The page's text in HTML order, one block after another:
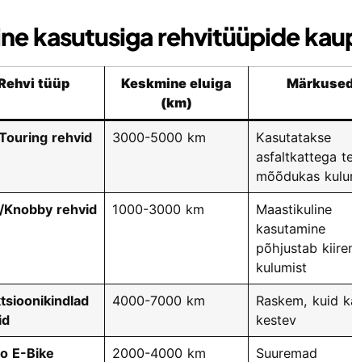
kasutusiga rehvitüüpide
tüüp
Keskmine eluiga
(km)
rehvid 3000-5000 km
Kasutatakse
asfaltkattega
mõõdukas
Knobby rehvid 1000-3000 km
Maastikuline
kasutamine
põhjustab
kulumist
4000-7000 km
Raskem, kuid
kestev
E-Bike 2000-4000 km Suuremad